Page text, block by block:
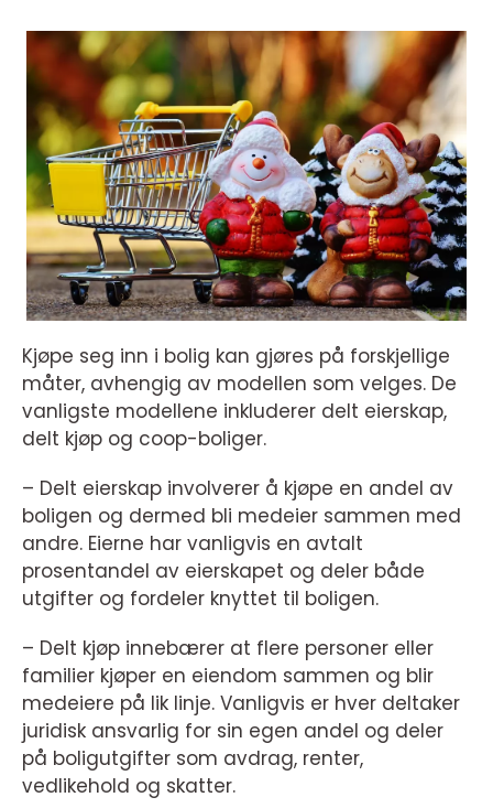
Kjøpe seg inn i bolig kan gjøres på forskjellige
måter, avhengig av modellen som velges. De
vanligste modellene inkluderer delt eierskap,
delt kjøp og coop-boliger.
– Delt eierskap involverer å kjøpe en andel av
boligen og dermed bli medeier sammen med
andre. Eierne har vanligvis en avtalt
prosentandel av eierskapet og deler både
utgifter og fordeler knyttet til boligen.
– Delt kjøp innebærer at flere personer eller
familier kjøper en eiendom sammen og blir
medeiere på lik linje. Vanligvis er hver deltaker
juridisk ansvarlig for sin egen andel og deler
på boligutgifter som avdrag, renter,
vedlikehold og skatter.